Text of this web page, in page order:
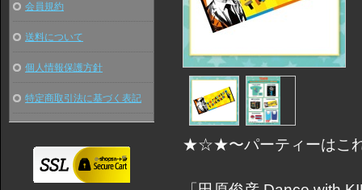
★☆★〜パーティーはこ
会員規約
送料について
個人情報保護方針
特定商取引法に基づく表記